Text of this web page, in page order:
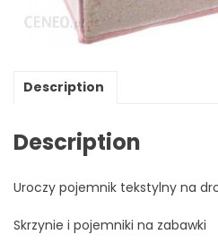
Description
Description
Uroczy pojemnik tekstylny na
Skrzynie i pojemniki na zabawki